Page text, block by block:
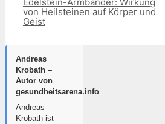
von Heilsteinen auf Körper und
Geist
Andreas
Krobath –
Autor von
gesundheitsarena.info
Andreas
Krobath ist